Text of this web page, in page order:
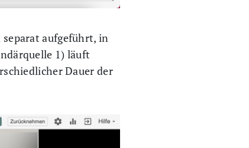
aufgeführt, in
1) läuft
Dauer der